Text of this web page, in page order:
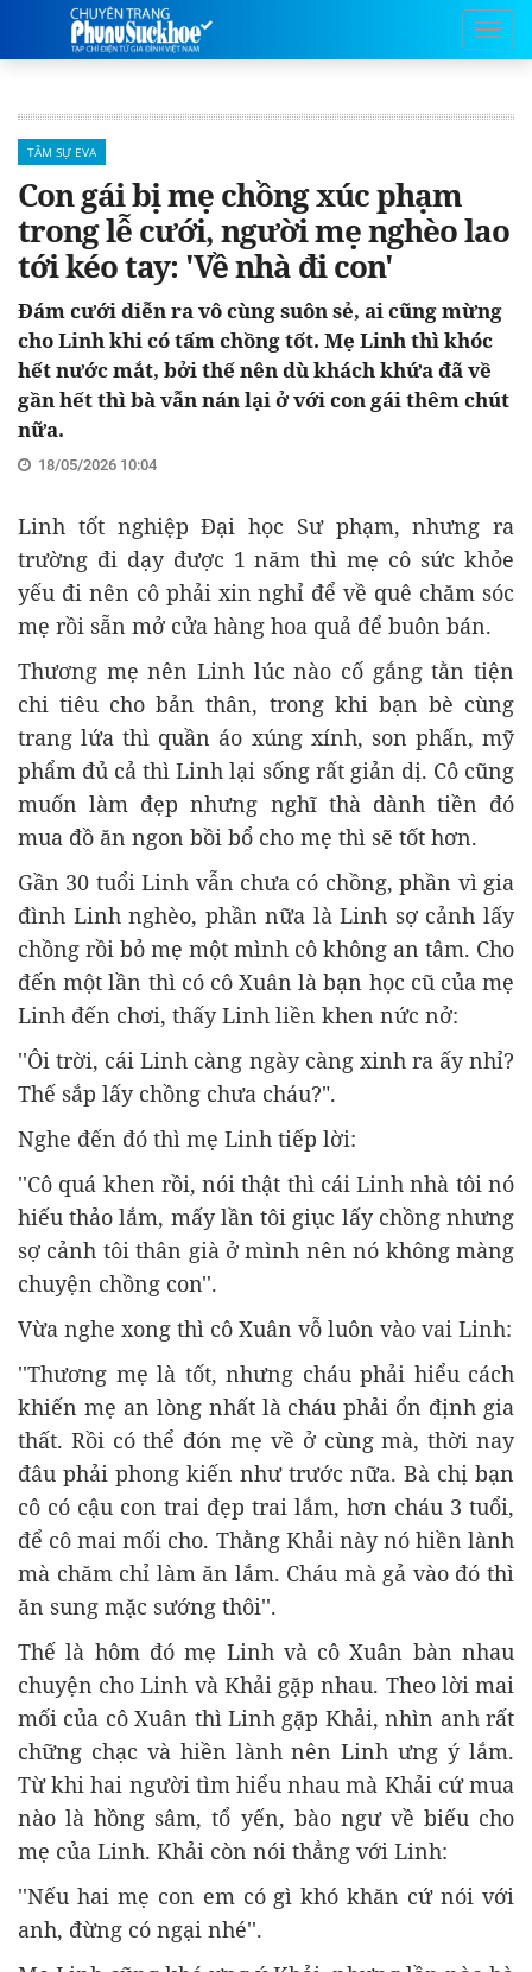
TÂM SỰ EVA
Con gái bị mẹ chồng xúc phạm
trong lễ cưới, người mẹ nghèo lao
tới kéo tay: 'Về nhà đi con'
Đám cưới diễn ra vô cùng suôn sẻ, ai cũng mừng
cho Linh khi có tấm chồng tốt. Mẹ Linh thì khóc
hết nước mắt, bởi thế nên dù khách khứa đã về
gần hết thì bà vẫn nán lại ở với con gái thêm chút
nữa.
18/05/2026 10:04
Linh tốt nghiệp Đại học Sư phạm, nhưng ra
trường đi dạy được 1 năm thì mẹ cô sức khỏe
yếu đi nên cô phải xin nghỉ để về quê chăm sóc
mẹ rồi sẵn mở cửa hàng hoa quả để buôn bán.
Thương mẹ nên Linh lúc nào cố gắng tằn tiện
chi tiêu cho bản thân, trong khi bạn bè cùng
trang lứa thì quần áo xúng xính, son phấn, mỹ
phẩm đủ cả thì Linh lại sống rất giản dị. Cô cũng
muốn làm đẹp nhưng nghĩ thà dành tiền đó
mua đồ ăn ngon bồi bổ cho mẹ thì sẽ tốt hơn.
Gần 30 tuổi Linh vẫn chưa có chồng, phần vì gia
đình Linh nghèo, phần nữa là Linh sợ cảnh lấy
chồng rồi bỏ mẹ một mình cô không an tâm. Cho
đến một lần thì có cô Xuân là bạn học cũ của mẹ
Linh đến chơi, thấy Linh liền khen nức nở:
''Ôi trời, cái Linh càng ngày càng xinh ra ấy nhỉ?
Thế sắp lấy chồng chưa cháu?".
Nghe đến đó thì mẹ Linh tiếp lời:
''Cô quá khen rồi, nói thật thì cái Linh nhà tôi nó
hiếu thảo lắm, mấy lần tôi giục lấy chồng nhưng
sợ cảnh tôi thân già ở mình nên nó không màng
chuyện chồng con''.
Vừa nghe xong thì cô Xuân vỗ luôn vào vai Linh:
''Thương mẹ là tốt, nhưng cháu phải hiểu cách
khiến mẹ an lòng nhất là cháu phải ổn định gia
thất. Rồi có thể đón mẹ về ở cùng mà, thời nay
đâu phải phong kiến như trước nữa. Bà chị bạn
cô có cậu con trai đẹp trai lắm, hơn cháu 3 tuổi,
để cô mai mối cho. Thằng Khải này nó hiền lành
mà chăm chỉ làm ăn lắm. Cháu mà gả vào đó thì
ăn sung mặc sướng thôi''.
Thế là hôm đó mẹ Linh và cô Xuân bàn nhau
chuyện cho Linh và Khải gặp nhau. Theo lời mai
mối của cô Xuân thì Linh gặp Khải, nhìn anh rất
chững chạc và hiền lành nên Linh ưng ý lắm.
Từ khi hai người tìm hiểu nhau mà Khải cứ mua
nào là hồng sâm, tổ yến, bào ngư về biếu cho
mẹ của Linh. Khải còn nói thẳng với Linh:
''Nếu hai mẹ con em có gì khó khăn cứ nói với
anh, đừng có ngại nhé''.